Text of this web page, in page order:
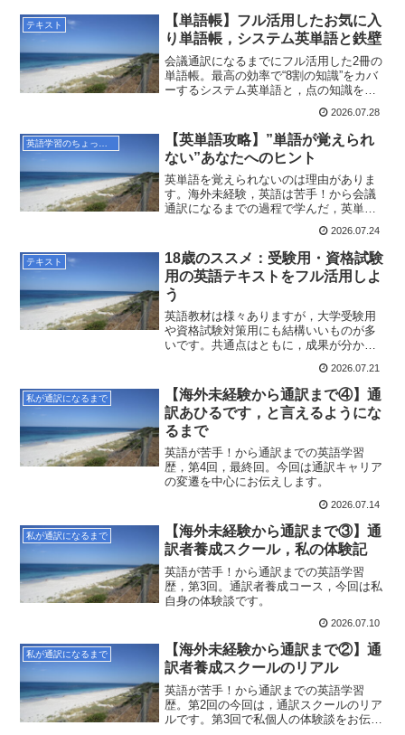
テキスト
【単語帳】フル活用したお気に入
り単語帳，システム英単語と鉄壁
会議通訳になるまでにフル活用した2冊の
単語帳。最高の効率で“8割の知識”をカバ
ーするシステム英単語と，点の知識を有
学習のご相談を受けてもよくおすすめす
るのですが，今日はその理由をお伝えし
ます。
2026.07.28
【英単語攻略】”単語が覚えられ
ない”あなたへのヒント
英単語を覚えられないのは理由がありま
す。海外未経験，英語は苦手！から会議
通訳になるまでの過程で学んだ，英単語
2026.07.24
テキスト
18歳のススメ：受験用・資格試験
用の英語テキストをフル活用しよ
う
英語教材は様々ありますが，大学受験用
や資格試験対策用にも結構いいものが多
いです。共通点はともに，成果が分かり
2026.07.21
私が通訳になるまで
【海外未経験から通訳まで④】通
訳あひるです，と言えるようにな
るまで
英語が苦手！から通訳までの英語学習
歴，第4回，最終回。今回は通訳キャリア
の変遷を中心にお伝えします。
2026.07.14
私が通訳になるまで
【海外未経験から通訳まで③】通
訳者養成スクール，私の体験記
英語が苦手！から通訳までの英語学習
歴，第3回。通訳者養成コース，今回は私
自身の体験談です。
2026.07.10
私が通訳になるまで
【海外未経験から通訳まで②】通
訳者養成スクールのリアル
英語が苦手！から通訳までの英語学習
歴。第2回の今回は，通訳スクールのリア
ルです。第3回で私個人の体験談をお伝え